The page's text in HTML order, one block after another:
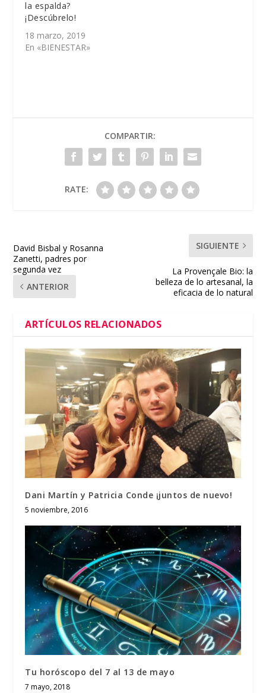
la espalda?
¡Descúbrelo!
18 marzo, 2019
En «BIENESTAR»
COMPARTIR:
RATE:
David Bisbal y Rosanna
Zanetti, padres por
segunda vez
ANTERIOR
SIGUIENTE
La Provençale Bio: la
belleza de lo artesanal, la
eficacia de lo natural
ARTÍCULOS RELACIONADOS
Dani Martín y Patricia Conde ¡juntos de nuevo!
5 noviembre, 2016
Tu horóscopo del 7 al 13 de mayo
7 mayo, 2018